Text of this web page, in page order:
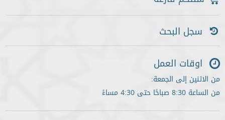
سجل البحث
اوقات العمل
من الاثنين إلى الجمعة:
من الساعة 8:30 صباحًا حتى 4:30 مساءً